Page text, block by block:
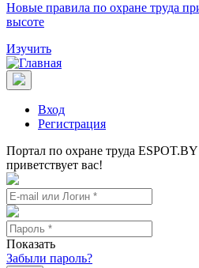
Новые правила по охране труда
высоте
Изучить
Вход
Регистрация
Портал по охране труда ESPOT.BY
приветствует вас!
Показать
Забыли пароль?